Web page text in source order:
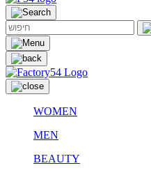
WOMEN
MEN
BEAUTY